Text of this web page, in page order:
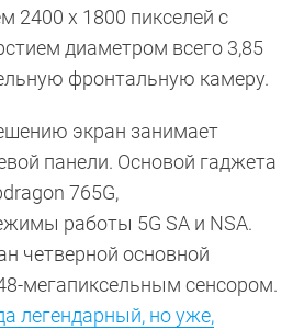
2400 х 1800 пикселей с
диаметром всего 3,85
фронтальную камеру.
экран занимает
панели. Основой гаджета
765G,
работы 5G SA и NSA.
четверной основной
мегапиксельным сенсором.
легендарный, но уже,